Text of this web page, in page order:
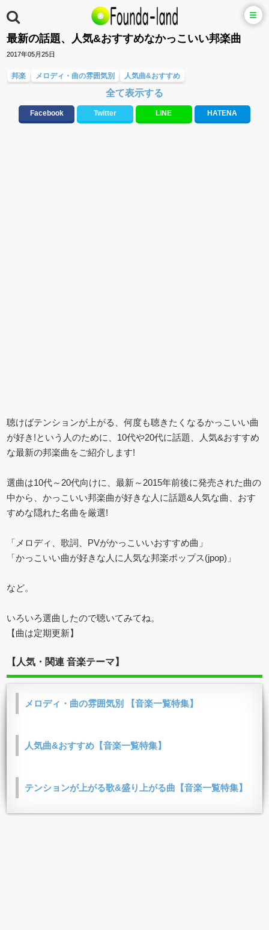
最新の話題、人気&おすすめなかっこいい邦楽曲
2017年05月25日
邦楽 メロディ・曲の雰囲気別 人気曲&おすすめ
テンションが上がる歌&盛り上がる曲全て表示する
Facebook Twitter LINE HATENA
聴けばテンションが上がる、何度も聴きたくなるかっこいい曲
が好き!という人のために、10代や20代に話題、人気&おすすめ
な最新の邦楽曲をご紹介します!
選曲は10代～20代向けに、最新～2015年前後に発売された曲の
中から、かっこいい邦楽曲が好きな人に話題&人気な曲、おす
すめな隠れた名曲を厳選!
「メロディ、歌詞、PVがかっこいいおすすめ曲」
「かっこいい曲が好きな人に人気な邦楽ポップス(jpop)」
など。
いろいろ選曲したので聴いてみてね。
【曲は定期更新】
【人気・関連 音楽テーマ】
メロディ・曲の雰囲気別 【音楽一覧特集】
人気曲&おすすめ【音楽一覧特集】
テンションが上がる歌&盛り上がる曲【音楽一覧特集】